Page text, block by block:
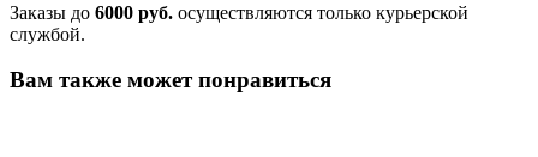
Заказы до 6000 руб. осуществляются только курьерской
службой.
Вам также может понравиться